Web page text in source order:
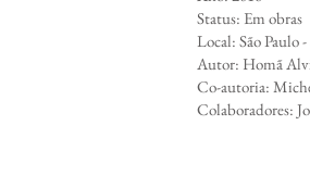
Status: Em obras
Local: São Paulo -
Autor: Homã
Co-autoria:
Colaboradores: